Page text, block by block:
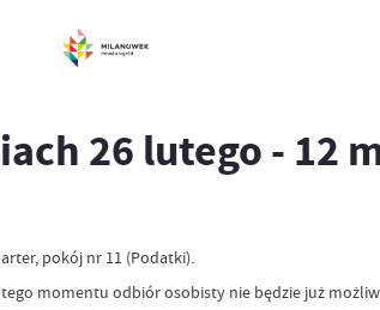
26 lutego - 12
pokój nr 11 (Podatki).
momentu odbiór osobisty nie będzie już